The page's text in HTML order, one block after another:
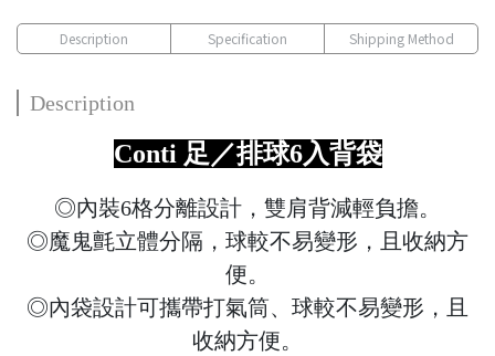
Description Specification Shipping Method
Description
Conti 足／排球6入背袋
◎內裝6格分離設計，雙肩背減輕負擔。
◎魔鬼氈立體分隔，球較不易變形，且收納方
便。
◎內袋設計可攜帶打氣筒、球較不易變形，且
收納方便。